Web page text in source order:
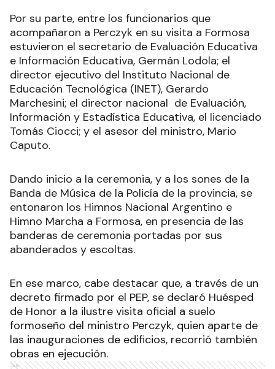
Por su parte, entre los funcionarios que
acompañaron a Perczyk en su visita a Formosa
estuvieron el secretario de Evaluación Educativa
e Información Educativa, Germán Lodola; el
director ejecutivo del Instituto Nacional de
Educación Tecnológica (INET), Gerardo
Marchesini; el director nacional de Evaluación,
Información y Estadística Educativa, el licenciado
Tomás Ciocci; y el asesor del ministro, Mario
Caputo.
Dando inicio a la ceremonia, y a los sones de la
Banda de Música de la Policía de la provincia, se
entonaron los Himnos Nacional Argentino e
Himno Marcha a Formosa, en presencia de las
banderas de ceremonia portadas por sus
abanderados y escoltas.
En ese marco, cabe destacar que, a través de un
decreto firmado por el PEP, se declaró Huésped
de Honor a la ilustre visita oficial a suelo
formoseño del ministro Perczyk, quien aparte de
las inauguraciones de edificios, recorrió también
obras en ejecución.
Ads